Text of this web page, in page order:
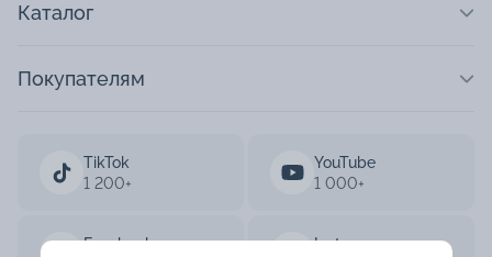
TikTok
1 200+
YouTube
1 000+
Facebook
Instagram
Каталог
Покупателям